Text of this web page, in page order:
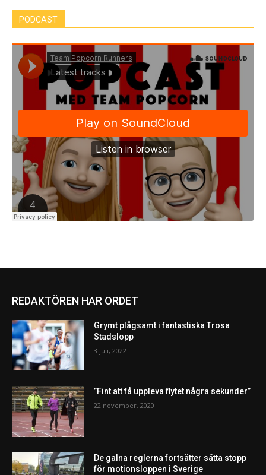
PODCAST
REDAKTÖREN HAR ORDET
Grymt plågsamt i fantastiska Trosa
Stadslopp
3 juli, 2022
”Fint att få uppleva flytet några sekunder”
22 november, 2020
De galna reglerna fortsätter sätta stopp
för motionsloppen i Sverige